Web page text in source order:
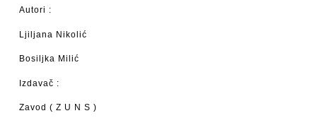
Autori :
Ljiljana Nikolić
Bosiljka Milić
Izdavač :
Zavod ( Z U N S )